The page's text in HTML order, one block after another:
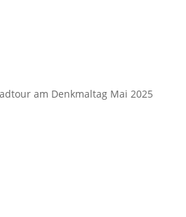
am Denkmaltag Mai 2025